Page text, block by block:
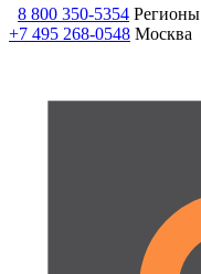
8 800 350-5354 Регионы
+7 495 268-0548 Москва